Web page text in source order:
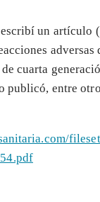
un artículo
adversas
cuarta
publicó, entre